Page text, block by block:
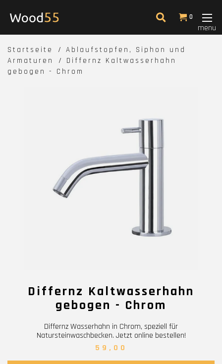
0
menu
Startseite
Ablaufstopfen, Siphon und
Armaturen
Differnz Kaltwasserhahn
gebogen - Chrom
Differnz Kaltwasserhahn
gebogen - Chrom
Differnz Wasserhahn in Chrom, speziell für
Natursteinwaschbecken. Jetzt online bestellen!
59,00